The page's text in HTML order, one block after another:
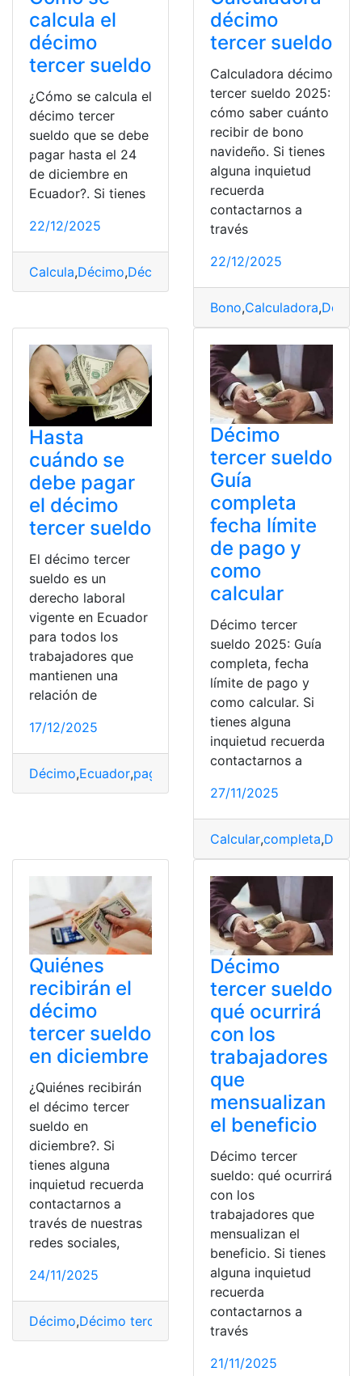
calcula el
décimo
tercer sueldo
¿Cómo se calcula el
décimo tercer
sueldo que se debe
pagar hasta el 24
de diciembre en
Ecuador?. Si tienes
22/12/2025
Calcula,Décimo,Décimo tercer sueldo,Diciembre
décimo
tercer sueldo
Calculadora décimo
tercer sueldo 2025:
cómo saber cuánto
recibir de bono
navideño. Si tienes
alguna inquietud
recuerda
contactarnos a
través
22/12/2025
Bono,Calculadora,
Hasta
cuándo se
debe pagar
el décimo
tercer sueldo
El décimo tercer
sueldo es un
derecho laboral
vigente en Ecuador
para todos los
trabajadores que
mantienen una
relación de
17/12/2025
Décimo,Ecuador,pagar
Décimo
tercer sueldo
Guía
completa
fecha límite
de pago y
como
calcular
Décimo tercer
sueldo 2025: Guía
completa, fecha
límite de pago y
como calcular. Si
tienes alguna
inquietud recuerda
contactarnos a
27/11/2025
Calcular,completa,
Quiénes
recibirán el
décimo
tercer sueldo
en diciembre
¿Quiénes recibirán
el décimo tercer
sueldo en
diciembre?. Si
tienes alguna
inquietud recuerda
contactarnos a
través de nuestras
redes sociales,
24/11/2025
Décimo,Décimo tercer sueldo ,Diciembre,Sueldo
Décimo
tercer sueldo
qué ocurrirá
con los
trabajadores
que
mensualizan
el beneficio
Décimo tercer
sueldo: qué ocurrirá
con los
trabajadores que
mensualizan el
beneficio. Si tienes
alguna inquietud
recuerda
contactarnos a
través
21/11/2025